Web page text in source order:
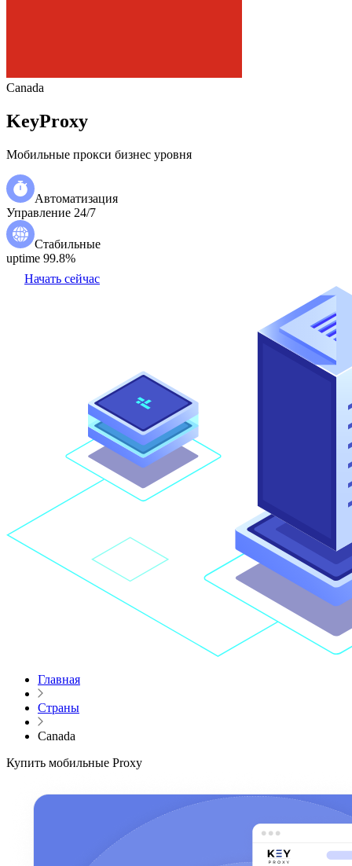
Canada
KeyProxy
Мобильные прокси бизнес уровня
Автоматизация
Управление 24/7
Стабильные
uptime 99.8%
Начать сейчас
Главная
Страны
Canada
Купить мобильные Proxy